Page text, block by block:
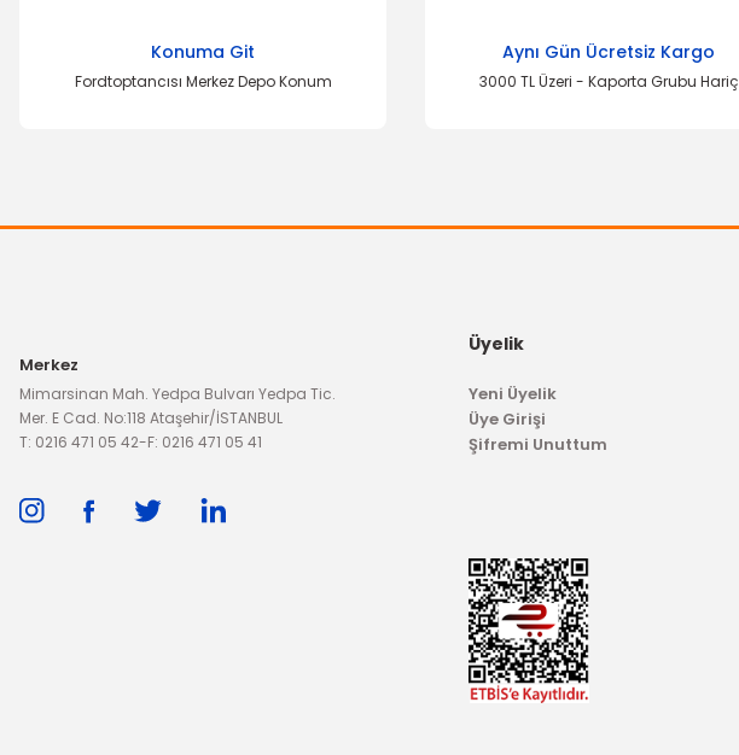
Konuma Git
Fordtoptancısı Merkez Depo Konum
Aynı Gün Ücretsiz Kargo
3000 TL Üzeri - Kaporta Grubu Hariç
Merkez
Mimarsinan Mah. Yedpa Bulvarı Yedpa Tic.
Mer. E Cad. No:118 Ataşehir/İSTANBUL
T: 0216 471 05 42-F: 0216 471 05 41
Üyelik
Yeni Üyelik
Üye Girişi
Şifremi Unuttum